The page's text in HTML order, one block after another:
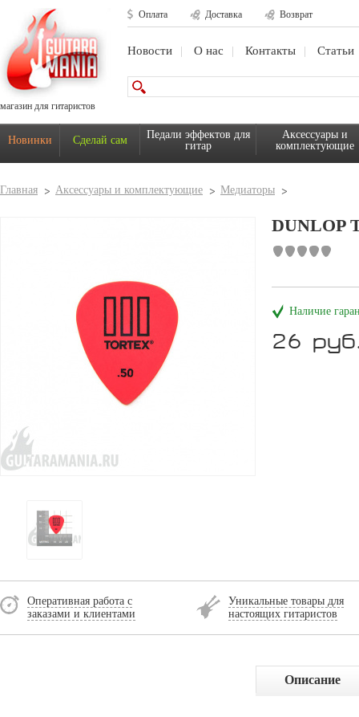
магазин для гитаристов
Оплата Доставка Возврат
Новости О нас Контакты Статьи
Новинки Сделай сам
Педали эффектов для
гитар
Аксессуары и
комплектующие
Главная Аксессуары и комплектующие Медиаторы
DUNLOP
Наличие
26
Оперативная работа с
заказами и клиентами
Уникальные товары для
настоящих гитаристов
Описание